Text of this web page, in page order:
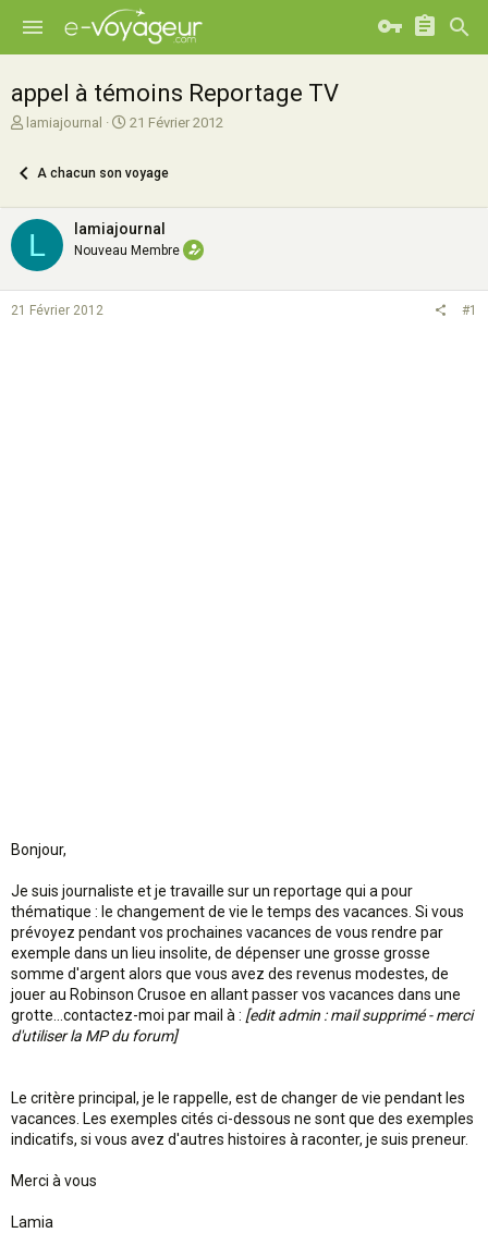
appel à témoins Reportage TV
A
e
r
d
e
d
lamiajournal
D
e
d
é
21 Février 2012
A chacun son voyage
L lamiajournal
Nouveau Membre
21 Février 2012 #1
Bonjour,
Je suis journaliste et je travaille sur un reportage qui a pour
thématique : le changement de vie le temps des vacances. Si vous
prévoyez pendant vos prochaines vacances de vous rendre par
exemple dans un lieu insolite, de dépenser une grosse grosse
somme d'argent alors que vous avez des revenus modestes, de
jouer au Robinson Crusoe en allant passer vos vacances dans une
grotte...contactez-moi par mail à : [edit admin : mail supprimé - merci
d'utiliser la MP du forum]
Le critère principal, je le rappelle, est de changer de vie pendant les
vacances. Les exemples cités ci-dessous ne sont que des exemples
indicatifs, si vous avez d'autres histoires à raconter, je suis preneur.
Merci à vous
Lamia